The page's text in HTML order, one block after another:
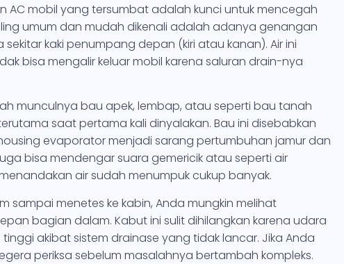
AC mobil yang tersumbat adalah kunci untuk mencegah
umum dan mudah dikenali adalah adanya genangan
kaki penumpang depan (kiri atau kanan). Air ini
bisa mengalir keluar mobil karena saluran drain-nya
munculnya bau apek, lembap, atau seperti bau tanah
saat pertama kali dinyalakan. Bau ini disebabkan
evaporator menjadi sarang pertumbuhan jamur dan
bisa mendengar suara gemericik atau seperti air
air sudah menumpuk cukup banyak.
sampai menetes ke kabin, Anda mungkin melihat
bagian dalam. Kabut ini sulit dihilangkan karena udara
akibat sistem drainase yang tidak lancar. Jika Anda
periksa sebelum masalahnya bertambah kompleks.